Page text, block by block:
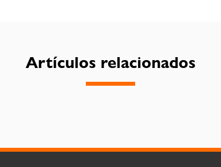
Artículos relacionados